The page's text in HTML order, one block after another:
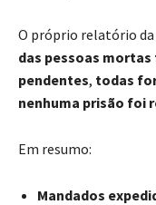
O próprio relatório
das pessoas
pendentes, todas
nenhuma prisão foi
Em resumo:
Mandados